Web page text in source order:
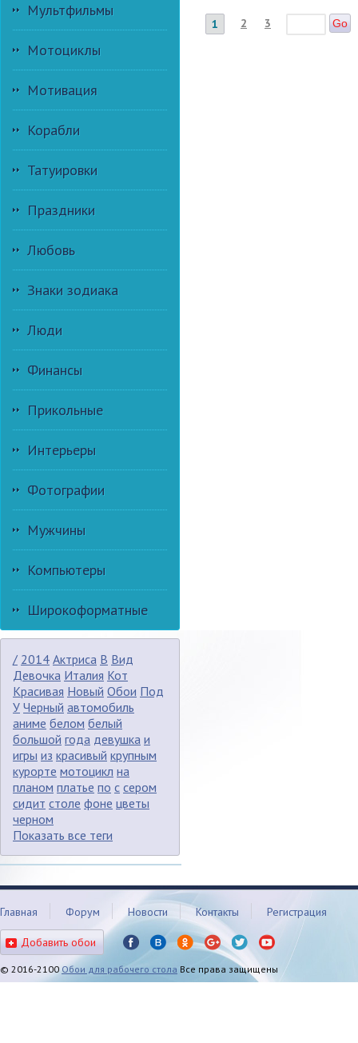
Мультфильмы
Мотоциклы
Мотивация
Корабли
Татуировки
Праздники
Любовь
Знаки зодиака
Люди
Финансы
Прикольные
Интерьеры
Фотографии
Мужчины
Компьютеры
Широкоформатные
/ 2014 Актриса В Вид
Девочка Италия Кот
Красивая Новый Обои Под
У Черный автомобиль
аниме белом белый
большой года девушка и
игры из красивый крупным
курорте мотоцикл на
планом платье по с сером
сидит столе фоне цветы
черном
Показать все теги
1 2 3 Go
Главная Форум Новости Контакты Регистрация
Добавить обои
© 2016-2100Обои для рабочего стола Все права защищены